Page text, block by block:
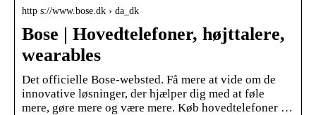
http s://www.bose.dk › da_dk
Bose | Hovedtelefoner, højttalere,
wearables
Det officielle Bose-websted. Få mere at vide om de
innovative løsninger, der hjælper dig med at føle
mere, gøre mere og være mere. Køb hovedtelefoner …